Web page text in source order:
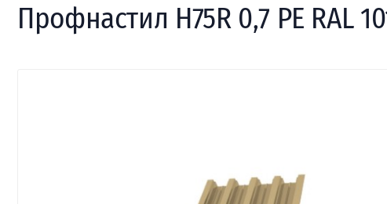
Профнастил Н75R 0,7 PE RAL